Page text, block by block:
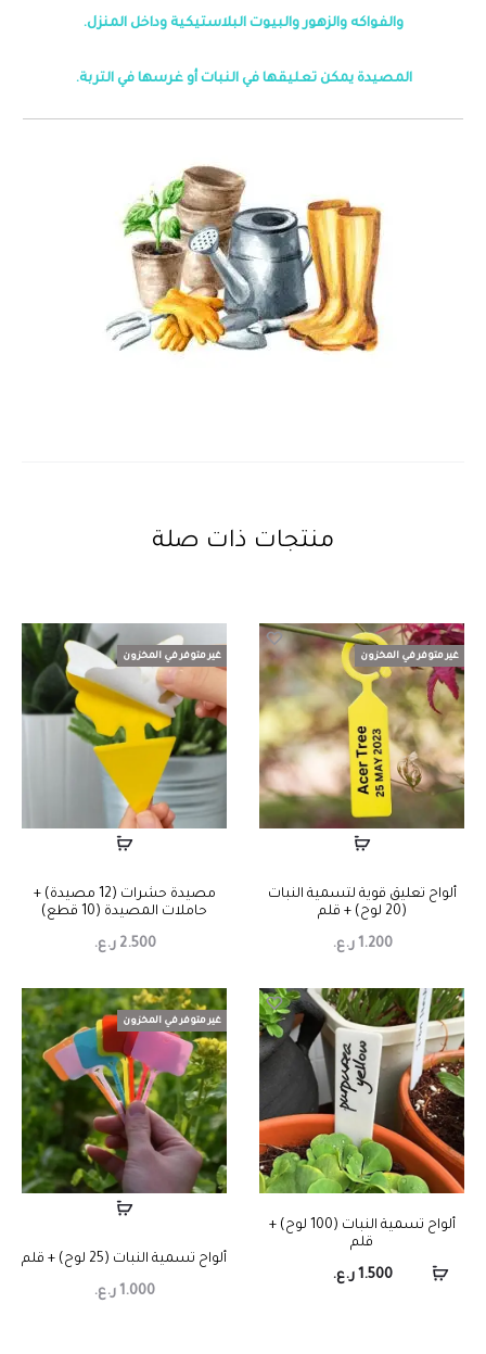
والفواكه والزهور والبيوت البلاستيكية وداخل المنزل.
المصيدة يمكن تعليقها في النبات أو غرسها في التربة.
منتجات ذات صلة
غير متوفر في المخزون
ألواح تعليق قوية لتسمية النبات
(20 لوح) + قلم
1.200 ر.ع.
غير متوفر في المخزون
مصيدة حشرات (12 مصيدة) +
حاملات المصيدة (10 قطع)
2.500 ر.ع.
ألواح تسمية النبات (100 لوح) +
قلم
1.500 ر.ع.
غير متوفر في المخزون
ألواح تسمية النبات (25 لوح) + قلم
1.000 ر.ع.